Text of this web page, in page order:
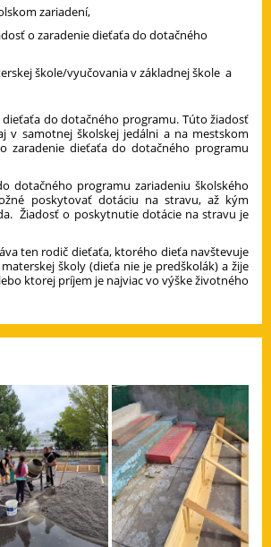
zariadení,
o zaradenie dieťaťa do dotačného
škole/vyučovania v základnej škole a
do dotačného programu. Túto žiadosť
v samotnej školskej jedálni a na mestskom
zaradenie dieťaťa do dotačného programu
dotačného programu zariadeniu školského
poskytovať dotáciu na stravu, až kým
Žiadosť o poskytnutie dotácie na stravu je
ten rodič dieťaťa, ktorého dieťa navštevuje
školy (dieťa nie je predškolák) a žije
ktorej príjem je najviac vo výške životného